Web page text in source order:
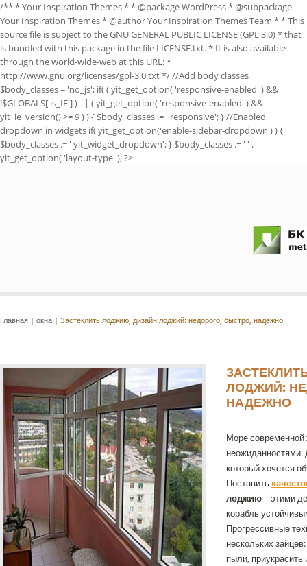
/** * Your Inspiration Themes * * @package WordPress * @subpackage
Your Inspiration Themes * @author Your Inspiration Themes Team * * This
source file is subject to the GNU GENERAL PUBLIC LICENSE (GPL 3.0) * that
is bundled with this package in the file LICENSE.txt. * It is also available
through the world-wide-web at this URL: *
http://www.gnu.org/licenses/gpl-3.0.txt */ //Add body classes
$body_classes = 'no_js'; if( ( yit_get_option( 'responsive-enabled' ) &&
!$GLOBALS['is_IE'] ) || ( yit_get_option( 'responsive-enabled' ) &&
yit_ie_version() >= 9 ) ) { $body_classes .= ' responsive'; } //Enabled
dropdown in widgets if( yit_get_option('enable-sidebar-dropdown') ) {
$body_classes .= ' yit_widget_dropdown'; } $body_classes .= ' ' .
yit_get_option( 'layout-type' ); ?>
Главная | окна | Застеклить лоджию, дизайн лоджий: недорого, быстро, надежно
ЛОДЖИЙ:
НАДЕЖНО
Море современной
неожиданностями.
который хочется
Поставить
лоджию– этими
корабль
Прогрессивные
нескольких
пыли,